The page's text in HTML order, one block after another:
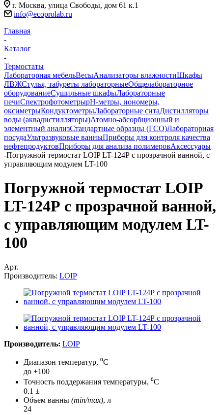
г. Москва, улица Свободы, дом 61 к.1
info@ecoprolab.ru
Главная
-
Каталог
-
Термостаты
Лабораторная мебельВесыАнализаторы влажностиШкафы
ЛВЖСтулья, табуреты лабораторныеОбщелабораторное
оборудованиеСушильные шкафыЛабораторные
печиСпектрофотометрыpH-метры, иономеры,
оксиметрыКондуктометрыЛабораторные ситаДистилляторы
воды (аквадистилляторы)Атомно-абсорбционный и
элементный анализСтандартные образцы (ГСО)Лабораторная
посудаУльтразвуковые ванныПриборы для контроля качества
нефтепродуктовПриборы для анализа полимеровАксессуары
-Погружной термостат LOIP LT-124Р с прозрачной ванной, с
управляющим модулем LT-100
Погружной термостат LOIP
LT-124Р с прозрачной ванной,
с управляющим модулем LT-
100
Арт.
Производитель: LOIP
Производитель: LOIP
Диапазон температур, ⁰С
до +100
Точность поддержания температуры, ⁰С
0.1 ±
Объем ванны (min/max), л
24